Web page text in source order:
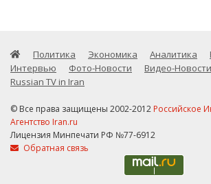
Политика Экономика Аналитика
Интервью
Фото-Новости
Видео-Новости
Russian TV in Iran
© Все права защищены 2002-2012 Российское
Агентство Iran.ru
Лицензия Минпечати РФ №77-6912
Обратная связь